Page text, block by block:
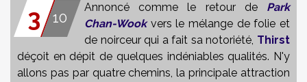
3 10
Annoncé comme le retour de Park
Chan-Wookvers le mélange de folie et
de noirceur qui a fait sa notoriété, Thirst
déçoit en dépit de quelques indéniables qualités. N'y
allons pas par quatre chemins, la principale attraction